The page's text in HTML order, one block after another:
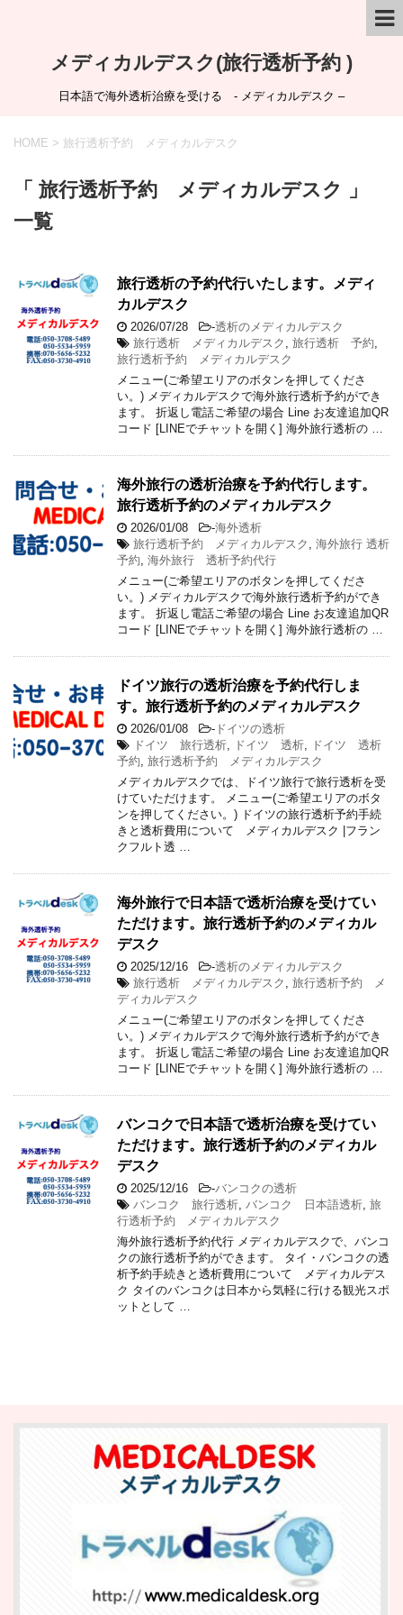
メディカルデスク(旅行透析予約 )
日本語で海外透析治療を受ける - メディカルデスク –
HOME > 旅行透析予約 メディカルデスク
「 旅行透析予約 メディカルデスク 」
一覧
旅行透析の予約代行いたします。メディ
カルデスク
2026/07/28 -透析のメディカルデスク
旅行透析 メディカルデスク
旅行透析 予約
旅行透析予約 メディカルデスク
メニュー(ご希望エリアのボタンを押してくださ
い。) メディカルデスクで海外旅行透析予約ができ
ます。 折返し電話ご希望の場合 Line お友達追加QR
コード [LINEでチャットを開く] 海外旅行透析の …
海外旅行の透析治療を予約代行します。
旅行透析予約のメディカルデスク
2026/01/08 -海外透析
旅行透析予約 メディカルデスク
海外旅行 透析
予約 海外旅行 透析予約代行
メニュー(ご希望エリアのボタンを押してくださ
い。) メディカルデスクで海外旅行透析予約ができ
ます。 折返し電話ご希望の場合 Line お友達追加QR
コード [LINEでチャットを開く] 海外旅行透析の …
ドイツ旅行の透析治療を予約代行しま
す。旅行透析予約のメディカルデスク
2026/01/08 - ドイツの透析
ドイツ 旅行透析
ドイツ 透析
ドイツ 透析
予約 旅行透析予約 メディカルデスク
メディカルデスクでは、ドイツ旅行で旅行透析を受
けていただけます。 メニュー(ご希望エリアのボタ
ンを押してください。) ドイツの旅行透析予約手続
きと透析費用について メディカルデスク |フラン
クフルト透 …
海外旅行で日本語で透析治療を受けてい
ただけます。旅行透析予約のメディカル
デスク
2025/12/16 -透析のメディカルデスク
旅行透析 メディカルデスク
旅行透析予約 メ
ディカルデスク
メニュー(ご希望エリアのボタンを押してくださ
い。) メディカルデスクで海外旅行透析予約ができ
ます。 折返し電話ご希望の場合 Line お友達追加QR
コード [LINEでチャットを開く] 海外旅行透析の …
バンコクで日本語で透析治療を受けてい
ただけます。旅行透析予約のメディカル
デスク
2025/12/16 -バンコクの透析
バンコク 旅行透析 バンコク 日本語透析 旅
行透析予約 メディカルデスク
海外旅行透析予約代行 メディカルデスクで、バンコ
クの旅行透析予約ができます。 タイ・バンコクの透
析予約手続きと透析費用について メディカルデス
ク タイのバンコクは日本から気軽に行ける観光スポ
ットとして …